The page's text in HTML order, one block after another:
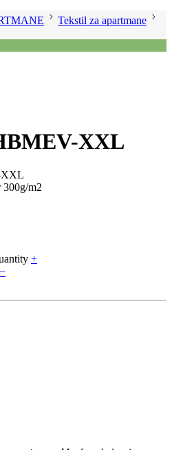
Tekstil za apartmane
XXL
XXL
300g/m2
+
−